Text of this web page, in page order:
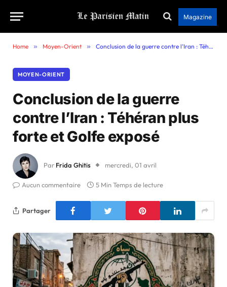
Magazine
Home » Moyen-Orient » Conclusion de la guerre contre l’Iran : Téhéran plus forte et Golfe exposé
MOYEN-ORIENT
Conclusion de la guerre
contre l’Iran : Téhéran plus
forte et Golfe exposé
Par Frida Ghitis mercredi, 01 avril
Aucun commentaire 5 Min Temps de lecture
Partager